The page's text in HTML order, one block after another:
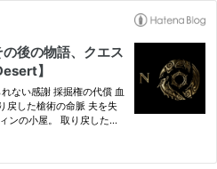
の後の物語、クエス
】
ない感謝 採掘権の代償 血
戻した槍術の命脈 夫を失
ンの小屋。 取り戻した人
商会の交易所。 採掘…